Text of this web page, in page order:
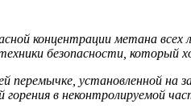
концентрации метана
безопасности, который
перемычке, установленной на
горения в неконтролируемой